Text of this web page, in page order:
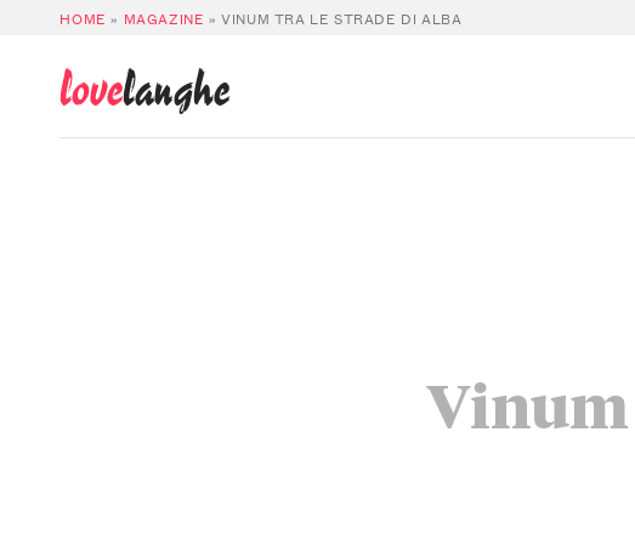
HOME » MAGAZINE »VINUM TRA LE STRADE DI ALBA
lovelanghe
Vinum